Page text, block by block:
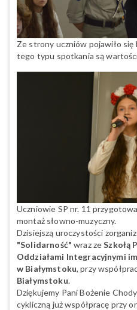
Ze strony uczniów pojawiło się
tego typu spotkania są
Uczniowie SP nr. 11
montaż słowno-muzyczny.
Dzisiejszą uroczystości
"Solidarność" wraz zeSzkołą
Oddziałami Integracyjnymi
w Białymstoku, przy
Białymstoku.
Dziękujemy Pani Bożenie
cykliczną już współpracę przy